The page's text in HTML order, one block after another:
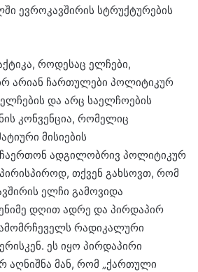
ევროკავშირის სტრუქტურების
როდესაც ელჩები,
არიან ჩართულები პოლიტიკურ
და არც საელჩოების
კონვენცია, რომელიც
მისიების
ადგილობრივ პოლიტიკურ
თქვენ გახსოვთ, რომ
ელჩი გამოვიდა
დღით ადრე და პირდაპირ
რადიკალური
ეს იყო პირდაპირი
აღნიშნა მან, რომ „ქართული